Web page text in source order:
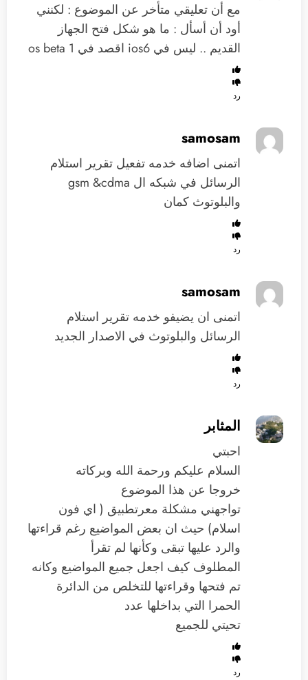
مع أن تعليقي متأخر عن الموضوع : لكنني
أود أن أسأل : ما هو شكل فتح الجهاز
القديم .. ليس في ios6 اقصد في os beta 1
رد
samosam
اتمنى اضافه خدمه تفعيل تقرير استلام
الرسائل في شبكه ال gsm &cdma
والبلوتوث كمان
رد
samosam
اتمنى ان يضيفو خدمه تقرير استلام
الرسائل والبلوتوث في الاصدار الجديد
رد
المثابر
احبتي
السلام عليكم ورحمة الله وبركاته
خروجا عن هذا الموضوع
تواجهني مشكلة معرتطبيق ( اي فون
اسلام) حيث ان بعض المواضيع رغم قراءتها
والرد عليها تبقى وكأنها لم تقرأ
المطلوف كيف اجعل جميع المواضيع وكانه
تم فتحها وقراءتها للتخلص من الدائرة
الحمرا التي بداخلها عدد
تحيتي للجميع
رد